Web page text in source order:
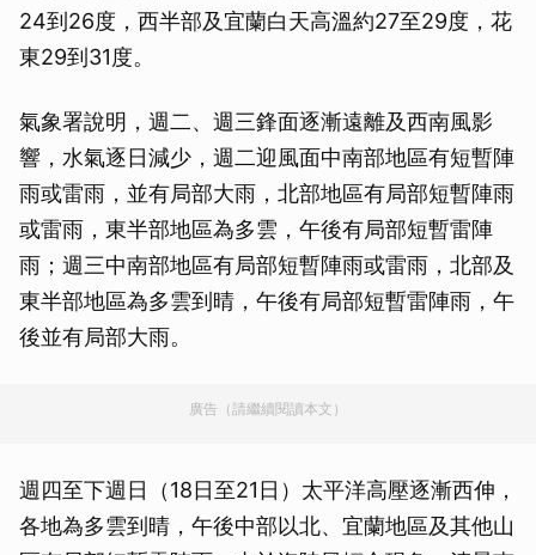
24到26度，西半部及宜蘭白天高溫約27至29度，花
東29到31度。
氣象署說明，週二、週三鋒面逐漸遠離及西南風影
響，水氣逐日減少，週二迎風面中南部地區有短暫陣
雨或雷雨，並有局部大雨，北部地區有局部短暫陣雨
或雷雨，東半部地區為多雲，午後有局部短暫雷陣
雨；週三中南部地區有局部短暫陣雨或雷雨，北部及
東半部地區為多雲到晴，午後有局部短暫雷陣雨，午
後並有局部大雨。
廣告（請繼續閱讀本文）
週四至下週日（18日至21日）太平洋高壓逐漸西伸，
各地為多雲到晴，午後中部以北、宜蘭地區及其他山